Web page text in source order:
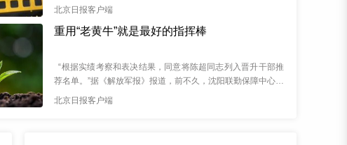
北京日报客户端
重用“老黄牛”就是最好的指挥棒
“根据实绩考察和表决结果，同意将陈超同志列入晋升干部推
荐名单。”据《解放军报》报道，前不久，沈阳联勤保障中心某
仓库党组织做出上述决议。该仓库众所周知的...
北京日报客户端